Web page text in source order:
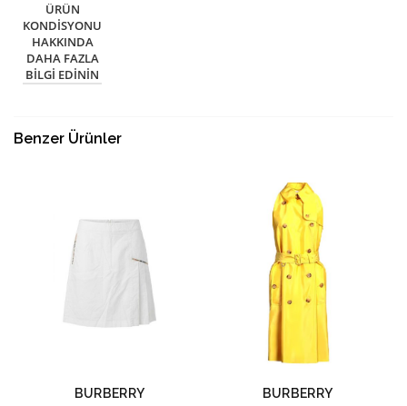
ÜRÜN
KONDISYONU
HAKKINDA
DAHA FAZLA
BILGI EDININ
Benzer Ürünler
BURBERRY
BURBERRY